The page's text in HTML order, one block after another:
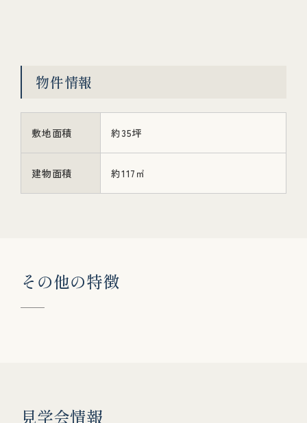
物件情報
敷地面積 約35坪
建物面積 約117㎡
その他の特徴
見学会情報